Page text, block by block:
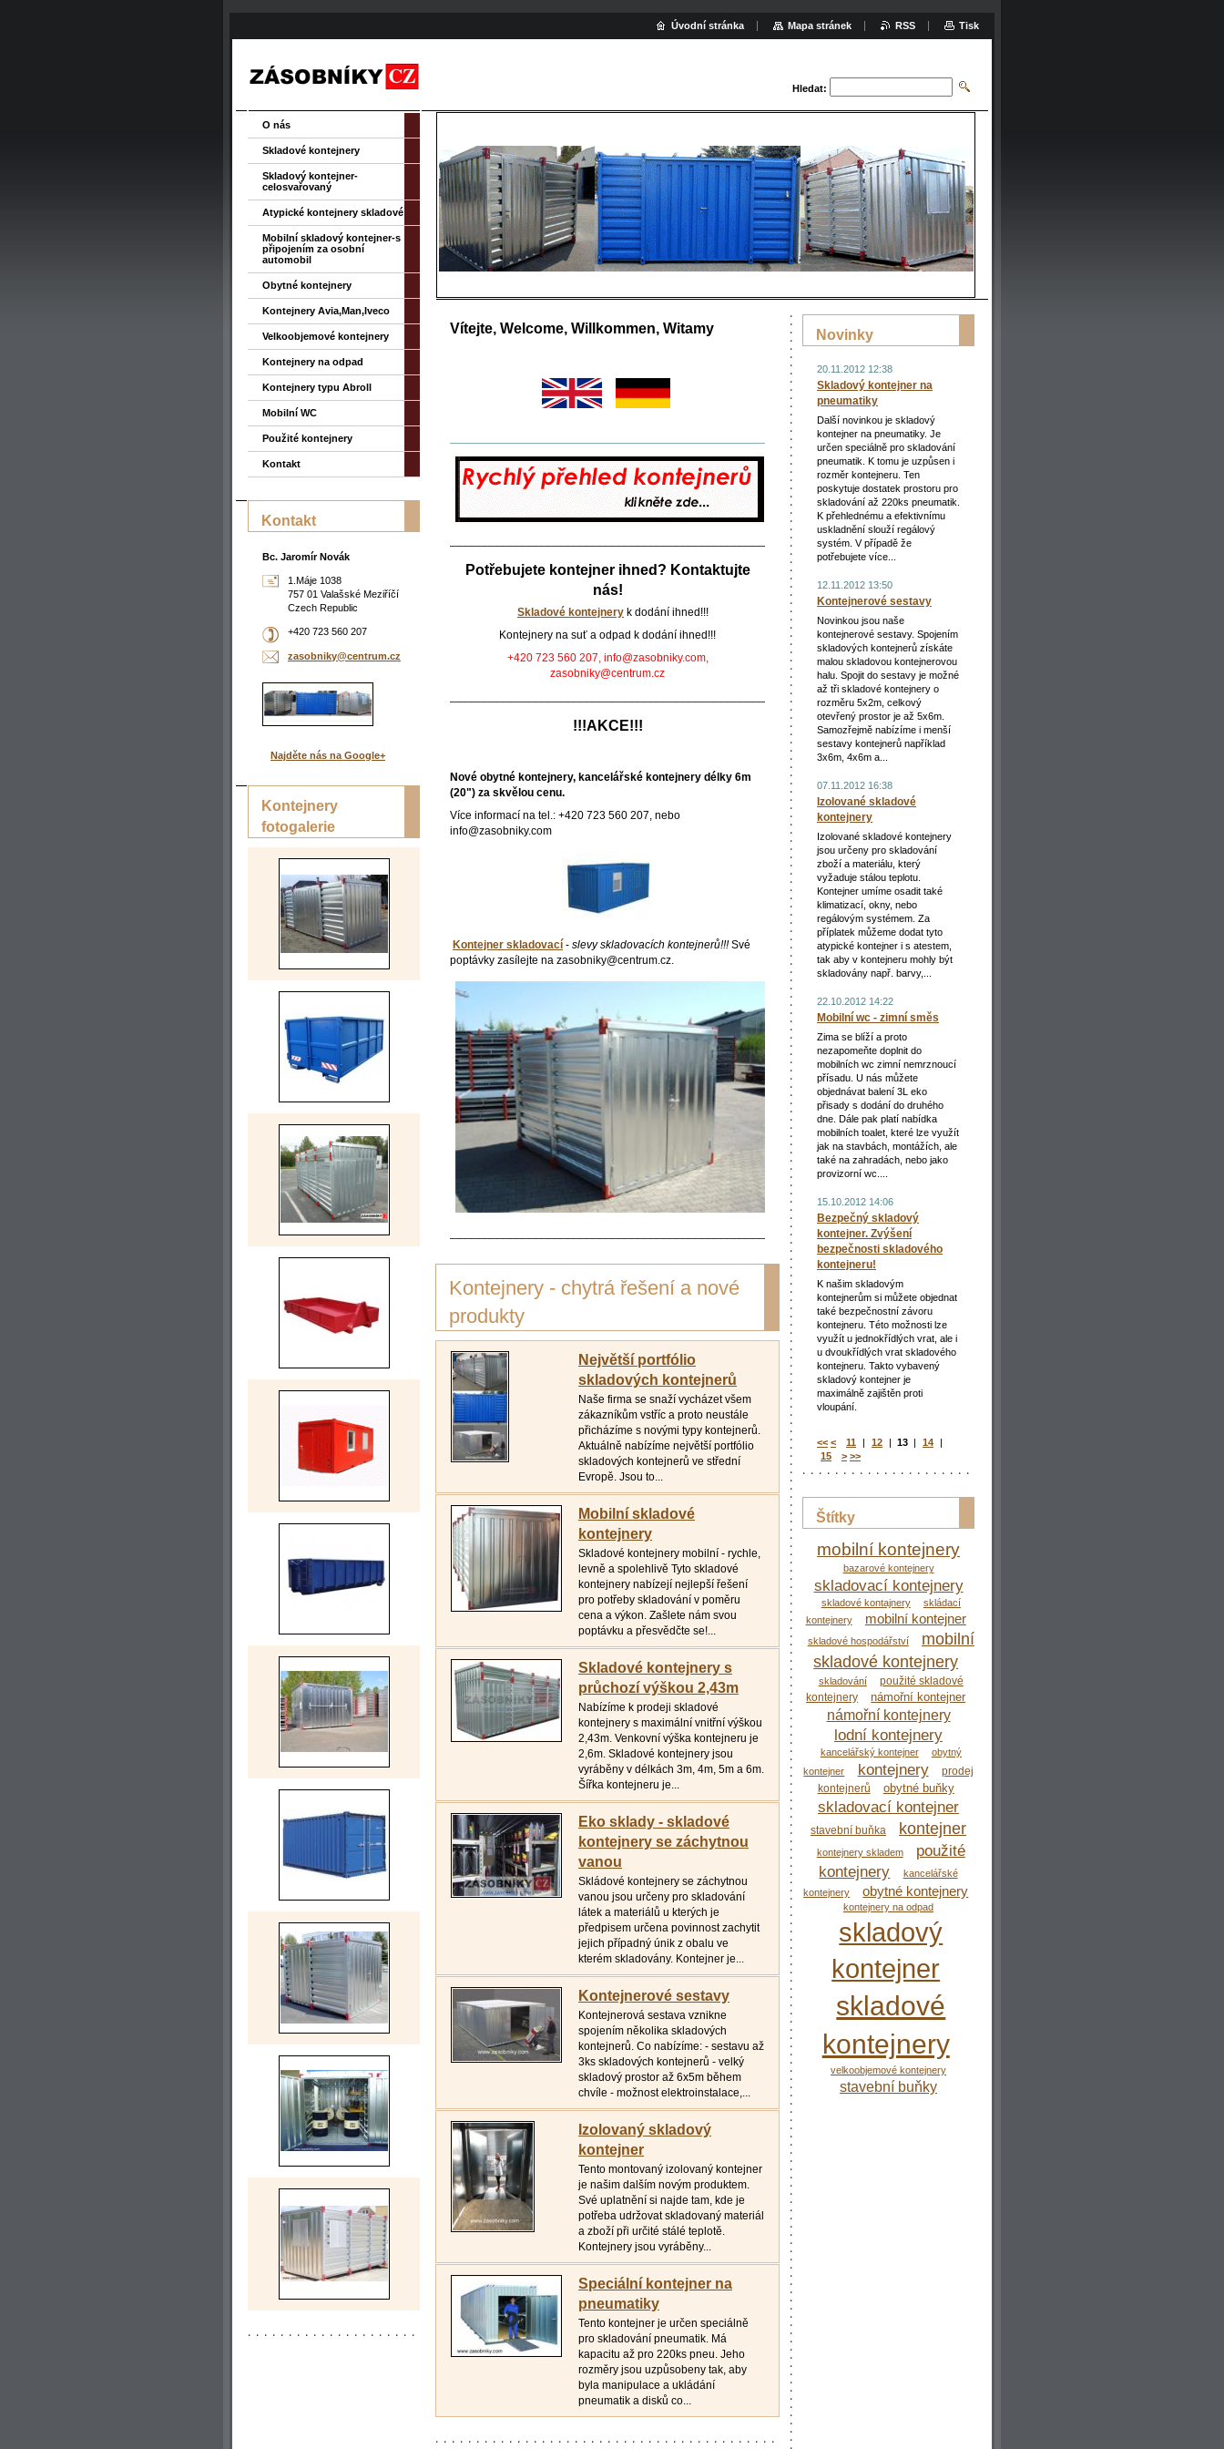
Hledat:
Vítejte, Welcome, Willkommen, Witamy
_____________________________________________________________________
______________________________________________________________________________________
Potřebujete kontejner ihned? Kontaktujte
nás!
Skladové kontejnery k dodání ihned!!!
Kontejnery na suť a odpad k dodání ihned!!!
+420 723 560 207, info@zasobniky.com,
zasobniky@centrum.cz
__________________________________________________________________________________________________
!!!AKCE!!!
Nové obytné kontejnery, kancelářské kontejnery délky 6m
(20") za skvělou cenu.
Více informací na tel.: +420 723 560 207, nebo
info@zasobniky.com
Kontejner skladovací - slevy skladovacích kontejnerů!!!Své
poptávky zasílejte na zasobniky@centrum.cz.
__________________________________________________________________________________________________
Kontejnery - chytrá řešení a nové
produkty
Největší portfólio
skladových kontejnerů
Naše firma se snaží vycházet všem
zákazníkům vstříc a proto neustále
přicházíme s novými typy kontejnerů.
Aktuálně nabízíme největší portfólio
skladových kontejnerů ve střední
Evropě. Jsou to...
Mobilní skladové
kontejnery
Skladové kontejnery mobilní - rychle,
levně a spolehlivě Tyto skladové
kontejnery nabízejí nejlepší řešení
pro potřeby skladování v poměru
cena a výkon. Zašlete nám svou
poptávku a přesvědčte se!...
Skladové kontejnery s
průchozí výškou 2,43m
Nabízíme k prodeji skladové
kontejnery s maximální vnitřní výškou
2,43m. Venkovní výška kontejneru je
2,6m. Skladové kontejnery jsou
vyráběny v délkách 3m, 4m, 5m a 6m.
Šířka kontejneru je...
Eko sklady - skladové
kontejnery se záchytnou
vanou
Skládové kontejnery se záchytnou
vanou jsou určeny pro skladování
látek a materiálů u kterých je
předpisem určena povinnost zachytit
jejich případný únik z obalu ve
kterém skladovány. Kontejner je...
Kontejnerové sestavy
Kontejnerová sestava vznikne
spojením několika skladových
kontejnerů. Co nabízíme: - sestavu až
3ks skladových kontejnerů - velký
skladový prostor až 6x5m během
chvíle - možnost elektroinstalace,...
Izolovaný skladový
kontejner
Tento montovaný izolovaný kontejner
je našim dalším novým produktem.
Své uplatnění si najde tam, kde je
potřeba udržovat skladovaný materiál
a zboží při určité stálé teplotě.
Kontejnery jsou vyráběny...
Speciální kontejner na
pneumatiky
Tento kontejner je určen speciálně
pro skladování pneumatik. Má
kapacitu až pro 220ks pneu. Jeho
rozměry jsou uzpůsobeny tak, aby
byla manipulace a ukládání
pneumatik a disků co...
Novinky
20.11.2012 12:38
Skladový kontejner na
pneumatiky
Další novinkou je skladový
kontejner na pneumatiky. Je
určen speciálně pro skladování
pneumatik. K tomu je uzpůsen i
rozměr kontejneru. Ten
poskytuje dostatek prostoru pro
skladování až 220ks pneumatik.
K přehlednému a efektivnímu
uskladnění slouží regálový
systém. V případě že
potřebujete více...
12.11.2012 13:50
Kontejnerové sestavy
Novinkou jsou naše
kontejnerové sestavy. Spojením
skladových kontejnerů získáte
malou skladovou kontejnerovou
halu. Spojit do sestavy je možné
až tři skladové kontejnery o
rozměru 5x2m, celkový
otevřený prostor je až 5x6m.
Samozřejmě nabízíme i menší
sestavy kontejnerů například
3x6m, 4x6m a...
07.11.2012 16:38
Izolované skladové
kontejnery
Izolované skladové kontejnery
jsou určeny pro skladování
zboží a materiálu, který
vyžaduje stálou teplotu.
Kontejner umíme osadit také
klimatizací, okny, nebo
regálovým systémem. Za
příplatek můžeme dodat tyto
atypické kontejner i s atestem,
tak aby v kontejneru mohly být
skladovány např. barvy,...
22.10.2012 14:22
Mobilní wc - zimní směs
Zima se blíží a proto
nezapomeňte doplnit do
mobilních wc zimní nemrznoucí
přísadu. U nás můžete
objednávat balení 3L eko
přisady s dodání do druhého
dne. Dále pak platí nabídka
mobilních toalet, které lze využít
jak na stavbách, montážích, ale
také na zahradách, nebo jako
provizorní wc....
15.10.2012 14:06
Bezpečný skladový
kontejner. Zvýšení
bezpečnosti skladového
kontejneru!
K našim skladovým
kontejnerům si můžete objednat
také bezpečnostní závoru
kontejneru. Této možnosti lze
využít u jednokřídlých vrat, ale i
u dvoukřídlých vrat skladového
kontejneru. Takto vybavený
skladový kontejner je
maximálně zajištěn proti
vloupání.
<< < 11 | 12 | 13 | 14
|
15
> >>
Štítky
mobilní kontejnery
bazarové kontejnery
skladovací kontejnery
skladové kontajnery
skládací
kontejnery
mobilní kontejner
skladové hospodářství
mobilní
skladové kontejnery
skladování
použité skladové
kontejnery
námořní kontejner
námořní kontejnery
lodní kontejnery
kancelářský kontejner
obytný
kontejner
kontejnery
prodej
kontejnerů
obytné buňky
skladovací kontejner
stavební buňka kontejner
kontejnery skladem
použité
kontejnery
kancelářské
kontejnery
obytné kontejnery
kontejnery na odpad
skladový
kontejner
skladové
kontejnery
velkoobjemové kontejnery
stavební buňky
O nás
Skladové kontejnery
Skladový kontejner-
celosvařovaný
Atypické kontejnery skladové
Mobilní skladový kontejner-s
připojením za osobní
automobil
Obytné kontejnery
Kontejnery Avia,Man,Iveco
Velkoobjemové kontejnery
Kontejnery na odpad
Kontejnery typu Abroll
Mobilní WC
Použité kontejnery
Kontakt
Kontakt
Bc. Jaromír Novák
1.Máje 1038
757 01 Valašské Meziříčí
Czech Republic
+420 723 560 207
zasobniky@centrum.cz
Najděte nás na Google+
Kontejnery
fotogalerie
Úvodní stránka Mapa stránek RSS Tisk